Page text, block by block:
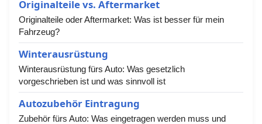
Originalteile vs. Aftermarket
Originalteile oder Aftermarket: Was ist besser für mein
Fahrzeug?
Winterausrüstung
Winterausrüstung fürs Auto: Was gesetzlich
vorgeschrieben ist und was sinnvoll ist
Autozubehör Eintragung
Zubehör fürs Auto: Was eingetragen werden muss und